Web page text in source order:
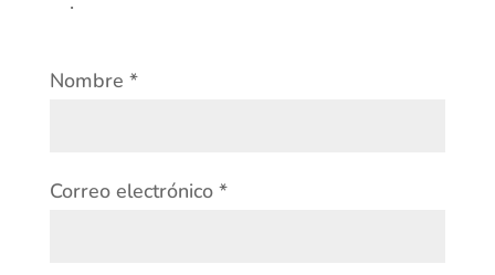
Nombre *
Correo electrónico *